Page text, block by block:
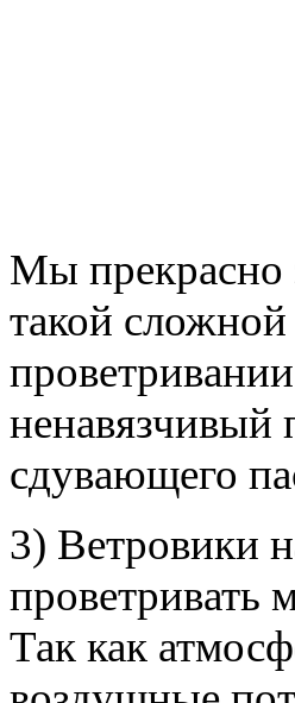
Мы прекрасно
такой
ненавязчивый
сдувающего
3) Ветровики
проветривать
Так как